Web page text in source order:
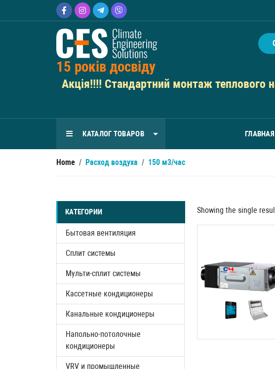
15 років досвіду
Акція!!!! Стандартний монтаж теплового
КАТАЛОГ ТОВАРОВ ГЛАВНАЯ
Home / Расход воздуха / 150 м3/час
КАТЕГОРИИ
Бытовая вентиляция
Сплит системы
Мульти-сплит системы
Кассетные кондиционеры
Канальные кондиционеры
Напольно-потолочные
кондиционеры
VRV и промышленные
Showing the single